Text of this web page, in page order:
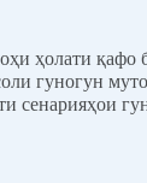
ҳолати қафо
гуногун
сенарияҳои